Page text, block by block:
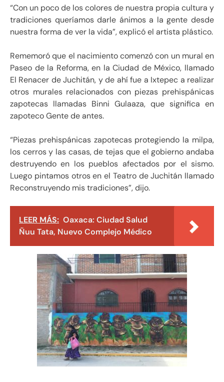
“Con un poco de los colores de nuestra propia cultura y
tradiciones queríamos darle ánimos a la gente desde
nuestra forma de ver la vida”, explicó el artista plástico.
Rememoró que el nacimiento comenzó con un mural en
Paseo de la Reforma, en la Ciudad de México, llamado
El Renacer de Juchitán, y de ahí fue a Ixtepec a realizar
otros murales relacionados con piezas prehispánicas
zapotecas llamadas Binni Gulaaza, que significa en
zapoteco Gente de antes.
“Piezas prehispánicas zapotecas protegiendo la milpa,
los cerros y las casas, de tejas que el gobierno andaba
destruyendo en los pueblos afectados por el sismo.
Luego pintamos otros en el Teatro de Juchitán llamado
Reconstruyendo mis tradiciones”, dijo.
LEER MÁS: Oaxaca: Ciudad Salud
Ñuu Tata, Nuevo Complejo Médico